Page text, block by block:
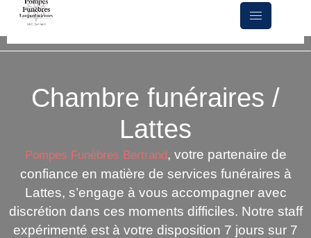
Chambre funéraires /
Lattes
Pompes Funèbres Bertrand, votre partenaire de
confiance en matière de services funéraires à
Lattes, s’engage à vous accompagner avec
discrétion dans ces moments difficiles. Notre staff
expérimenté est à votre disposition 7 jours sur 7